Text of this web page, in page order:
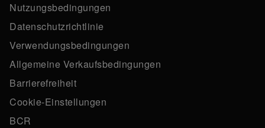
Nutzungsbedingungen
Datenschutzrichtlinie
Verwendungsbedingungen
Allgemeine Verkaufsbedingungen
Barrierefreiheit
Cookie-Einstellungen
BCR